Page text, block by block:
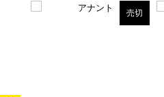
売切